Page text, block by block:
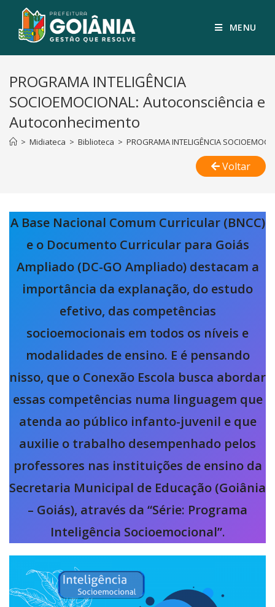
MENU
PROGRAMA INTELIGÊNCIA
SOCIOEMOCIONAL: Autoconsciência e
Autoconhecimento
> Midiateca > Biblioteca > PROGRAMA INTELIGÊNCIA
Voltar
A Base Nacional Comum Curricular (BNCC)
e o Documento Curricular para Goiás
Ampliado (DC-GO Ampliado) destacam a
importância da explanação, do estudo
efetivo, das competências
socioemocionais em todos os níveis e
modalidades de ensino. E é pensando
nisso, que o Conexão Escola busca abordar
essas competências numa linguagem que
atenda ao público infanto-juvenil e que
auxilie o trabalho desempenhado pelos
professores nas instituições de ensino da
Secretaria Municipal de Educação (Goiânia
– Goiás), através da “Série: Programa
Inteligência Socioemocional”.